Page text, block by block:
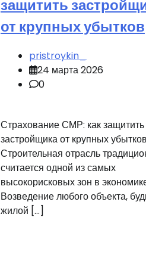
защитить
от крупных убытков
pristroykin_
24 марта 2026
0
Страхование СМР: как защитить
застройщика от крупных убытков
Строительная отрасль
считается одной из самых
высокорисковых зон в
Возведение любого объекта,
жилой […]